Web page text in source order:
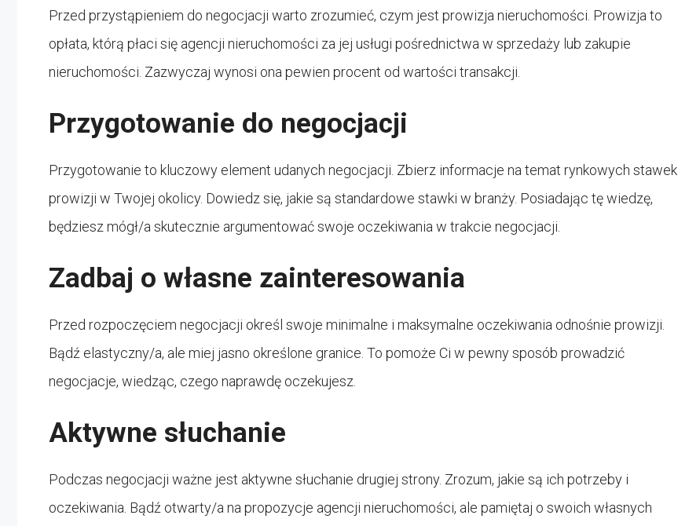
Przed przystąpieniem do negocjacji warto zrozumieć, czym jest prowizja nieruchomości. Prowizja to
opłata, którą płaci się agencji nieruchomości za jej usługi pośrednictwa w sprzedaży lub zakupie
nieruchomości. Zazwyczaj wynosi ona pewien procent od wartości transakcji.
Przygotowanie do negocjacji
Przygotowanie to kluczowy element udanych negocjacji. Zbierz informacje na temat rynkowych stawek
prowizji w Twojej okolicy. Dowiedz się, jakie są standardowe stawki w branży. Posiadając tę wiedzę,
będziesz mógł/a skutecznie argumentować swoje oczekiwania w trakcie negocjacji.
Zadbaj o własne zainteresowania
Przed rozpoczęciem negocjacji określ swoje minimalne i maksymalne oczekiwania odnośnie prowizji.
Bądź elastyczny/a, ale miej jasno określone granice. To pomoże Ci w pewny sposób prowadzić
negocjacje, wiedząc, czego naprawdę oczekujesz.
Aktywne słuchanie
Podczas negocjacji ważne jest aktywne słuchanie drugiej strony. Zrozum, jakie są ich potrzeby i
oczekiwania. Bądź otwarty/a na propozycje agencji nieruchomości, ale pamiętaj o swoich własnych